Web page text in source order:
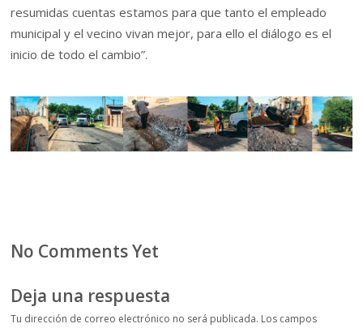
resumidas cuentas estamos para que tanto el empleado
municipal y el vecino vivan mejor, para ello el diálogo es el
inicio de todo el cambio”.
No Comments Yet
Deja una respuesta
Tu dirección de correo electrónico no será publicada. Los campos